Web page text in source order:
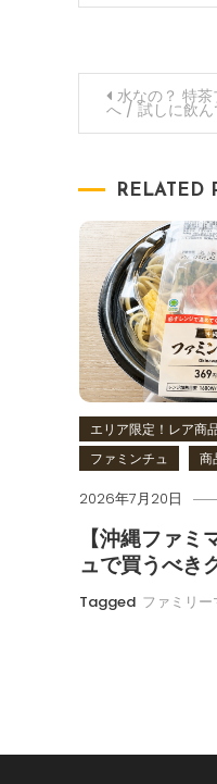
投
稿
ナ
ビ
ゲ
ー
シ
ョ
ン
水なの？ 特
へ / 試しに飲
RELATED
エリア限定！レア商
ファミンチュ
商
2026年7月20日
【沖縄ファミ
ュで買うべき
Tagged ファミリー